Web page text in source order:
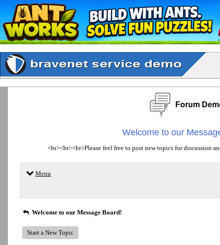
Forum
Welcome to our
<br><br><br>Please feel free to post new topics for discussion
Menu
Welcome to our Message Board!
Start a New Topic